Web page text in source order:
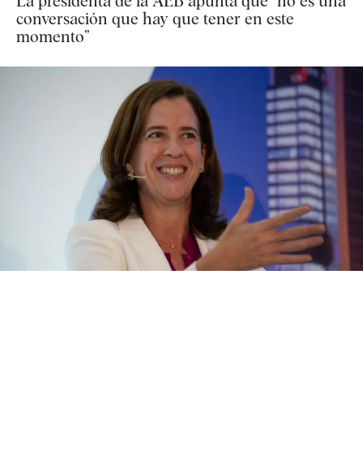
conversación que hay que tener en este
momento”